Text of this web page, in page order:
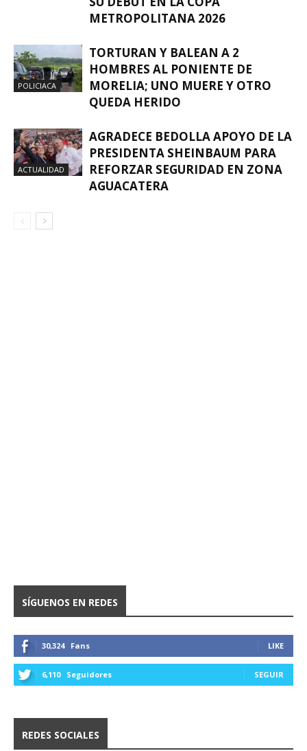
METROPOLITANA 2026
POLICIACA
TORTURAN Y BALEAN A 2
HOMBRES AL PONIENTE DE
MORELIA; UNO MUERE Y OTRO
QUEDA HERIDO
ACTUALIDAD
AGRADECE BEDOLLA APOYO DE LA
PRESIDENTA SHEINBAUM PARA
REFORZAR SEGURIDAD EN ZONA
AGUACATERA
SÍGUENOS EN REDES
30,324 Fans LIKE
6,110 Seguidores SEGUIR
REDES SOCIALES